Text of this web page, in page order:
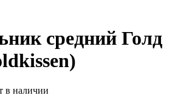
средний Голд
в наличии